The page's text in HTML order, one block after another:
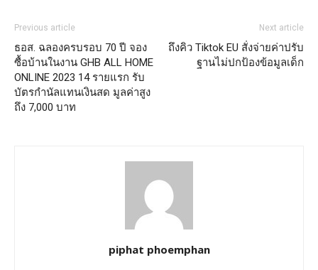
Previous article
ธอส. ฉลองครบรอบ 70 ปี จอง
ซื้อบ้านในงาน GHB ALL HOME
ONLINE 2023 14 รายแรก รับ
บัตรกำนัลแทนเงินสด มูลค่าสูง
ถึง 7,000 บาท
Next article
ถึงคิว Tiktok EU สั่งจ่ายค่าปรับ
ฐานไม่ปกป้องข้อมูลเด็ก
piphat phoemphan